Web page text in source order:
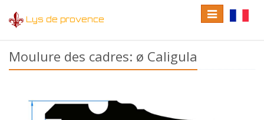
Lys de provence
language
Toggle
navigation
Moulure des cadres: ø Caligula